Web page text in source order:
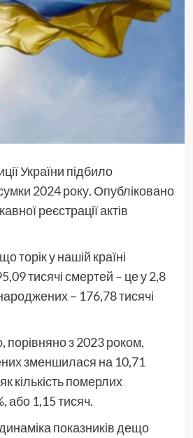
України підбило
2024 року. Опубліковано
реєстрації актів
торік у нашій країні
тисячі смертей – це у 2,8
– 176,78 тисячі
порівняно з 2023 роком,
зменшилася на 10,71
кількість померлих
або 1,15 тисяч.
показників дещо